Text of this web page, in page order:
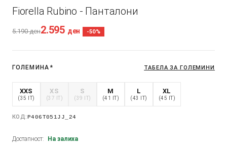
Fiorella Rubino - Панталони
5.190ден2.595 ден -50%
ГОЛЕМИНА * ТАБЕЛА ЗА ГОЛЕМИНИ
XXS
(35 IT)
XS
(37 IT)
S
(39 IT)
M
(41 IT)
L
(43 IT)
XL
(45 IT)
КОД: P406T051JJ_24
Достапност: На залиха